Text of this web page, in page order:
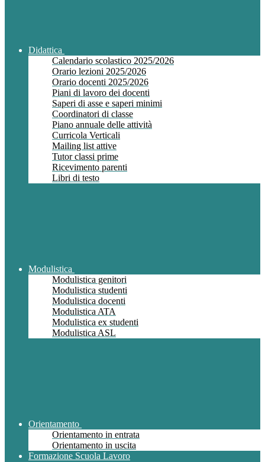
Didattica
Calendario scolastico 2025/2026
Orario lezioni 2025/2026
Orario docenti 2025/2026
Piani di lavoro dei docenti
Saperi di asse e saperi minimi
Coordinatori di classe
Piano annuale delle attività
Curricola Verticali
Mailing list attive
Tutor classi prime
Ricevimento parenti
Libri di testo
Modulistica
Modulistica genitori
Modulistica studenti
Modulistica docenti
Modulistica ATA
Modulistica ex studenti
Modulistica ASL
Orientamento
Orientamento in entrata
Orientamento in uscita
Formazione Scuola Lavoro